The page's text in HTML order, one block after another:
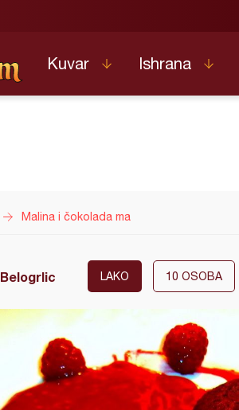
Kuvar Ishrana
Malina i čokolada ma
LAKO 10 OSOBA